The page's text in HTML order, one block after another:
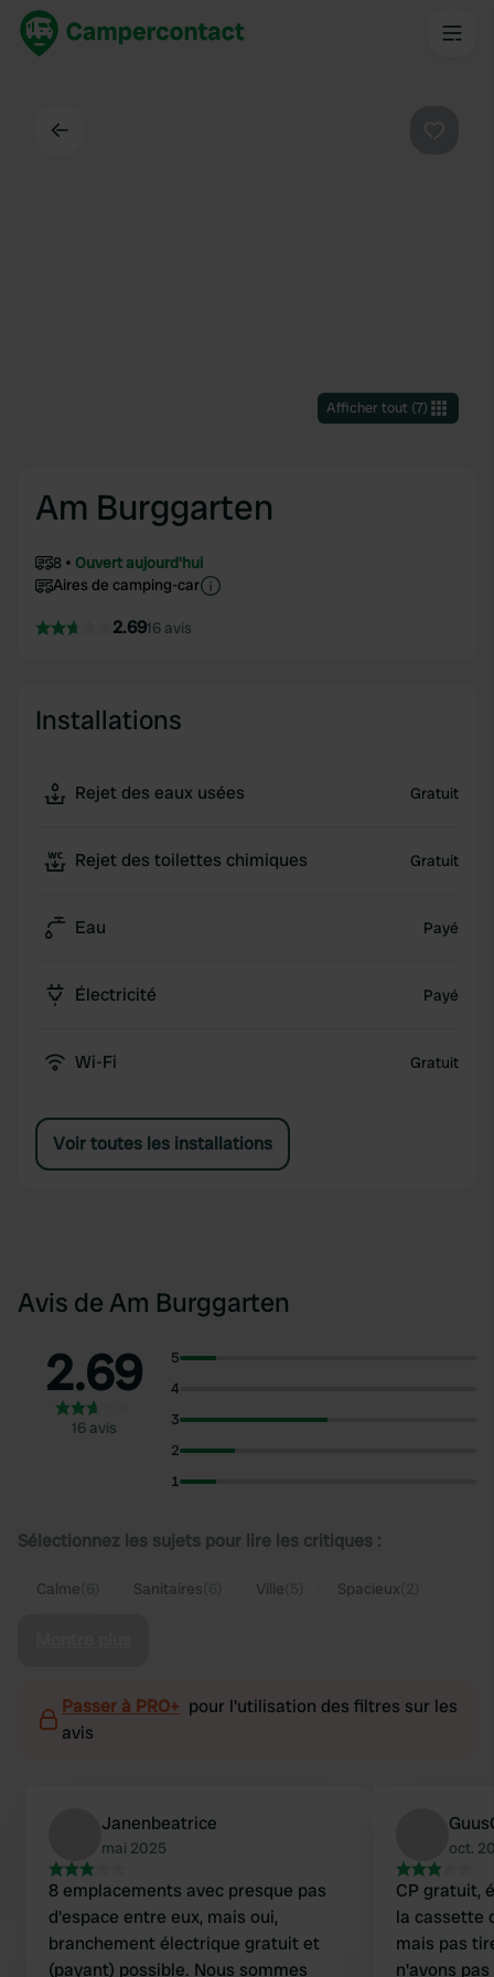
Afficher tout(7)
Am Burggarten
8
Ouvert aujourd'hui
Aires de camping-car
2.6916 avis
Installations
Rejet des eaux usées Gratuit
Rejet des toilettes chimiques Gratuit
Eau Payé
Électricité Payé
Wi-Fi Gratuit
Voir toutes les installations
Avis de Am Burggarten
2.69
16 avis
5
4
3
2
1
Sélectionnez les sujets pour lire les critiques :
Calme Sanitaires Ville Spacieux
Passer à PRO+ pour l'utilisation des filtres sur les
avis
Janenbeatrice
mai 2025
8 emplacements avec presque pas
d'espace entre eux, mais oui,
branchement électrique gratuit et
(payant) possible. Nous sommes
oct.
CP gratuit,
la cassette
mais pas
n'avons